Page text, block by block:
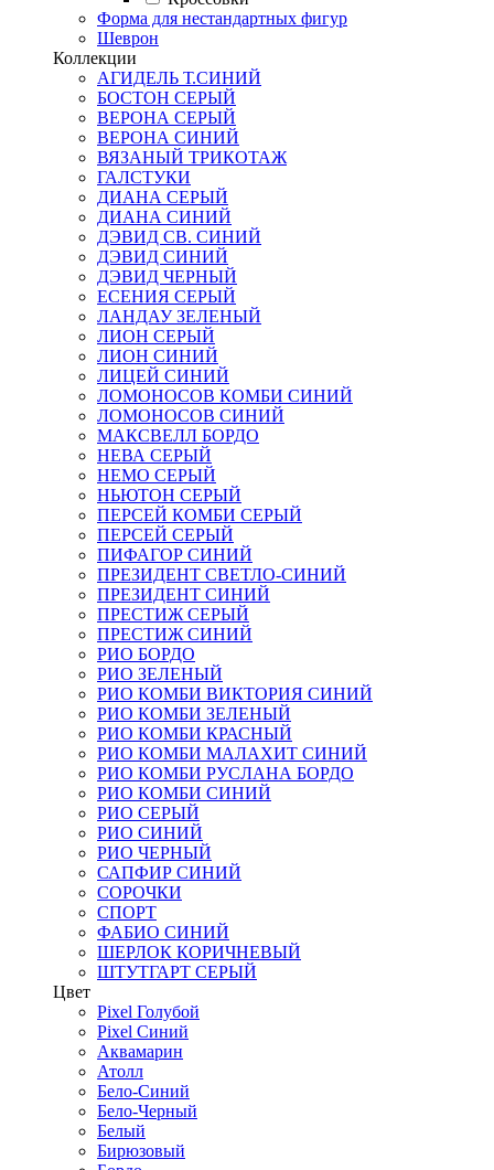
Форма для нестандартных фигур
Шеврон
Коллекции
АГИДЕЛЬ Т.СИНИЙ
БОСТОН СЕРЫЙ
ВЕРОНА СЕРЫЙ
ВЕРОНА СИНИЙ
ВЯЗАНЫЙ ТРИКОТАЖ
ГАЛСТУКИ
ДИАНА СЕРЫЙ
ДИАНА СИНИЙ
ДЭВИД СВ. СИНИЙ
ДЭВИД СИНИЙ
ДЭВИД ЧЕРНЫЙ
ЕСЕНИЯ СЕРЫЙ
ЛАНДАУ ЗЕЛЕНЫЙ
ЛИОН СЕРЫЙ
ЛИОН СИНИЙ
ЛИЦЕЙ СИНИЙ
ЛОМОНОСОВ КОМБИ СИНИЙ
ЛОМОНОСОВ СИНИЙ
МАКСВЕЛЛ БОРДО
НЕВА СЕРЫЙ
НЕМО СЕРЫЙ
НЬЮТОН СЕРЫЙ
ПЕРСЕЙ КОМБИ СЕРЫЙ
ПЕРСЕЙ СЕРЫЙ
ПИФАГОР СИНИЙ
ПРЕЗИДЕНТ СВЕТЛО-СИНИЙ
ПРЕЗИДЕНТ СИНИЙ
ПРЕСТИЖ СЕРЫЙ
ПРЕСТИЖ СИНИЙ
РИО БОРДО
РИО ЗЕЛЕНЫЙ
РИО КОМБИ ВИКТОРИЯ СИНИЙ
РИО КОМБИ ЗЕЛЕНЫЙ
РИО КОМБИ КРАСНЫЙ
РИО КОМБИ МАЛАХИТ СИНИЙ
РИО КОМБИ РУСЛАНА БОРДО
РИО КОМБИ СИНИЙ
РИО СЕРЫЙ
РИО СИНИЙ
РИО ЧЕРНЫЙ
САПФИР СИНИЙ
СОРОЧКИ
СПОРТ
ФАБИО СИНИЙ
ШЕРЛОК КОРИЧНЕВЫЙ
ШТУТГАРТ СЕРЫЙ
Цвет
Pixel Голубой
Pixel Синий
Аквамарин
Атолл
Бело-Синий
Бело-Черный
Белый
Бирюзовый